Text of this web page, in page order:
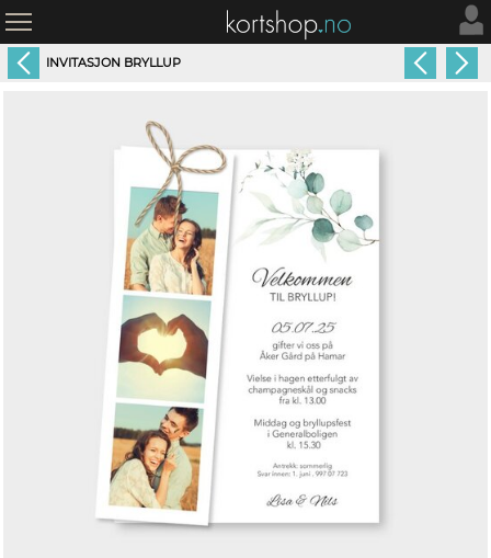
INVITASJON BRYLLUP